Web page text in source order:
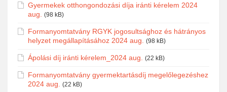
Gyermekek otthongondozási díja iránti kérelem 2024
aug.
(98 kB)
Formanyomtatvány RGYK jogosultsághoz és hátrányos
helyzet megállapításához 2024 aug.
(98 kB)
Ápolási díj iránti kérelem_2024 aug. (22 kB)
Formanyomtatvány gyermektartásdíj megelőlegezéshez
2024 aug.
(22 kB)